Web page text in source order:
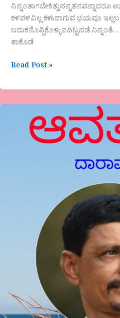
ನಿನ್ನಂತಾಗಬೇಕಿತ್ತುನನ್ನತನವನ್ನಾದರೂ
ಕಳವಳವಿಲ್ಲ ಕಳುವಾಗುವ ಭಯವೂ
ಬದುಕನೊಪ್ಪಿಕೊಳ್ಳುವದಿಟ್ಟನಡೆ
ತಾಕೊಡೆ
Read Post »